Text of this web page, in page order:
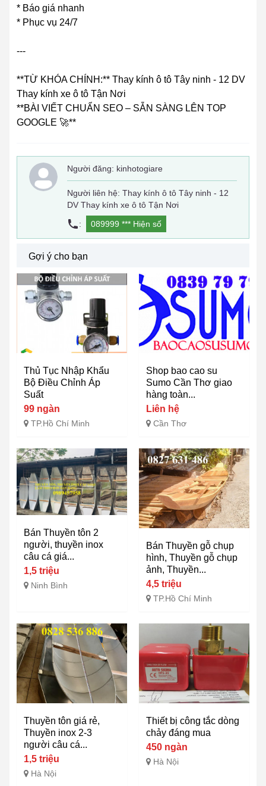
* Báo giá nhanh
* Phục vụ 24/7
---
**TỪ KHÓA CHÍNH:** Thay kính ô tô Tây ninh - 12 DV
Thay kính xe ô tô Tận Nơi
**BÀI VIẾT CHUẨN SEO – SẴN SÀNG LÊN TOP
GOOGLE 🚀**
Người đăng: kinhotogiare
Người liên hệ: Thay kính ô tô Tây ninh - 12
DV Thay kính xe ô tô Tận Nơi
:
089999 *** Hiện số
Gợi ý cho bạn
Thủ Tục Nhập Khẩu
Bộ Điều Chỉnh Áp
Suất
99 ngàn
TP.Hồ Chí Minh
Shop bao cao su
Sumo Cần Thơ giao
hàng toàn...
Liên hệ
Cần Thơ
Bán Thuyền tôn 2
người, thuyền inox
câu cá giá...
1,5 triệu
Ninh Bình
Bán Thuyền gỗ chụp
hình, Thuyền gỗ chụp
ảnh, Thuyền...
4,5 triệu
TP.Hồ Chí Minh
Thuyền tôn giá rẻ,
Thuyền inox 2-3
người câu cá...
1,5 triệu
Hà Nội
Thiết bị công tắc dòng
chảy đáng mua
450 ngàn
Hà Nội